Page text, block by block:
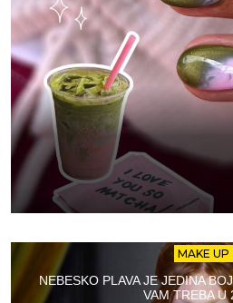
MAKE UP
NEBESKO PLAVA JE JEDINA
VAM TREBA U